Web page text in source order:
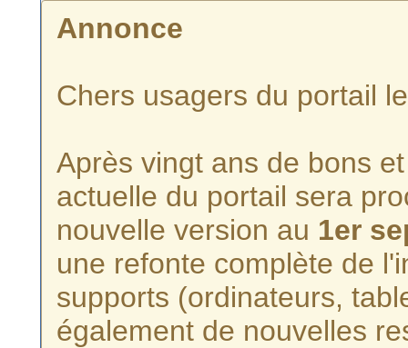
Annonce
Chers usagers du portail
Après vingt ans de bons
actuelle du portail sera
nouvelle version au 1er
une refonte complète de
supports (ordinateurs,
également de nouvelles